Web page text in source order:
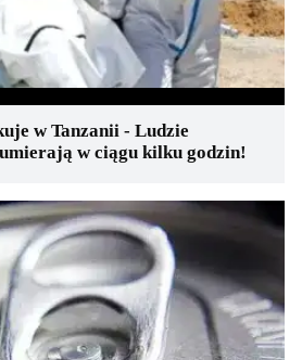
w Tanzanii - Ludzie
w ciągu kilku godzin!